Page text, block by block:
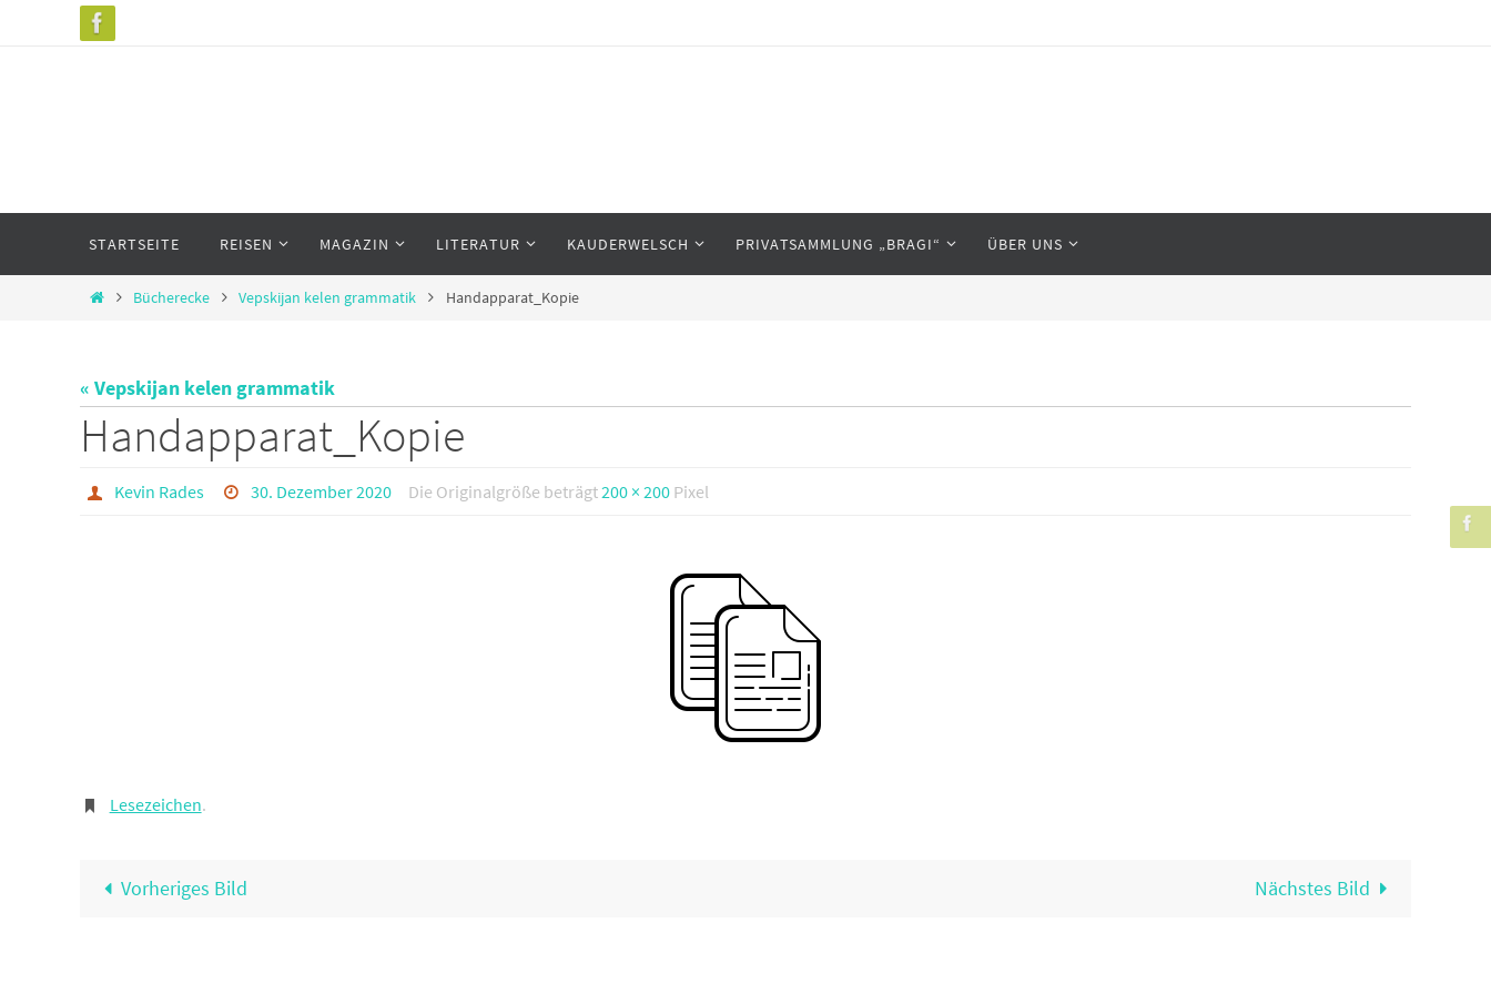
springen
STARTSEITE REISEN MAGAZIN LITERATUR KAUDERWELSCH PRIVATSAMMLUNG „BRAGI“ ÜBER UNS
StartBücherecke Vepskijan kelen grammatik Handapparat_Kopie
« Vepskijan kelen grammatik
Handapparat_Kopie
Kevin Rades 30. Dezember 2020 Die Originalgröße beträgt200 × 200 Pixel
Lesezeichen.
Vorheriges Bild Nächstes Bild